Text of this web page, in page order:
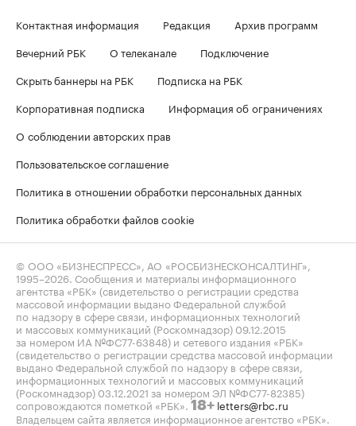
Контактная информация Редакция
Архив программ
Вечерний РБК
О телеканале
Подключение
Скрыть баннеры на РБК
Подписка на РБК
Корпоративная подписка
Информация об ограничениях
О соблюдении авторских прав
Пользовательское соглашение
Политика в отношении обработки персональных данных
Политика обработки файлов cookie
© ООО «БИЗНЕСПРЕСС», АО «РОСБИЗНЕСКОНСАЛТИНГ»,
1995–2026 . Сообщения и материалы информационного
агентства «РБК» (свидетельство о регистрации средства
массовой информации выдано Федеральной службой
по надзору в сфере связи, информационных технологий
и массовых коммуникаций (Роскомнадзор) 09.12.2015
за номером ИА №ФС77-63848) и сетевого издания «РБК»
(свидетельство о регистрации средства массовой информации
выдано Федеральной службой по надзору в сфере связи,
информационных технологий и массовых коммуникаций
(Роскомнадзор) 03.12.2021 за номером ЭЛ №ФС77-82385)
сопровождаются пометкой «РБК». 18+ letters@rbc.ru
Владельцем сайта является информационное агентство «РБК».